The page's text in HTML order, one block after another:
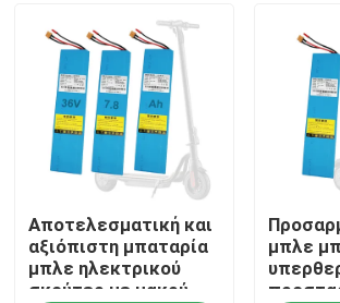
Ποιοτικός έλεγχος
Μας ελάτε σε επαφή με
Ζητήστε ένα απόσπασμα
Ισχύς μπαταρίας ηλιακής ενέργειας
Φορητή μπαταρία σταθμού ισχύος
Αποτελεσματική και
αξιόπιστη μπαταρία
μπλε ηλεκτρικού
σκούτερ με μακρύ
μπλε